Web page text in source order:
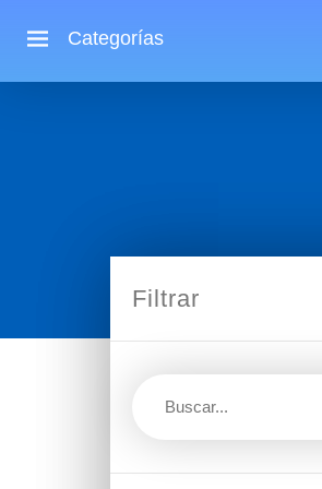
Categorías
Filtrar